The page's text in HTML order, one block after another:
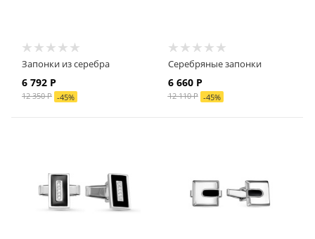
Запонки из серебра
6 792 Р
12 350Р -45%
Серебряные запонки
6 660Р
12 110Р -45%